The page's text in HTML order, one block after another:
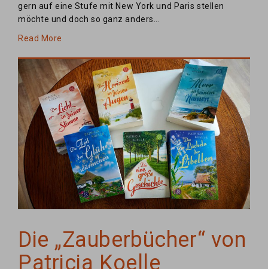
gern auf eine Stufe mit New York und Paris stellen
möchte und doch so ganz anders…
Read More
Die „Zauberbücher“ von
Patricia Koelle